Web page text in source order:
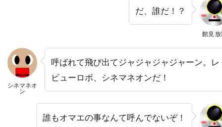
デヴィッド・クロス
デヴィッド・コープ
デヴィッド・ジュリアン
デヴィッド・ジョハンソン
デヴィッド・ストラザーン
デヴィッド・ニコルズ
デヴィッド・ハイド・ピアース
館見
だ、誰だ！？
シネマネオ
ン
呼ばれて飛び出てジャジャジャジャーン。レ
ビューロボ、シネマネオンだ！
誰もオマエの事なんて呼んでないぞ！